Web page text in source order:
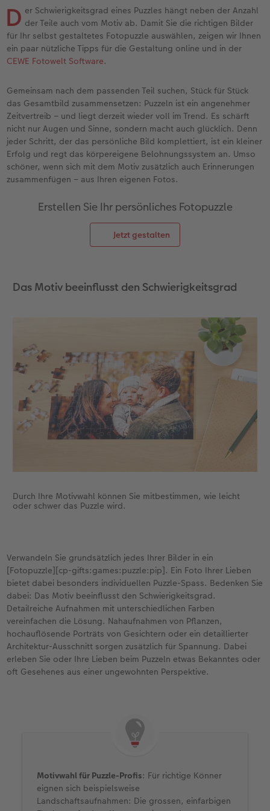
Personalisierter Schuber
Erinnerungstasche
CEWE FOTOBUCH Kids
Einband mit Leder und Leinen
Erste Schritte
Bestellwege
Webinare
Kundenbeispiele
Kundengeschichten
CEWE FOTOBUCH per PDF
Zubehör
Nature Prints
Premium Poster
Fotosets
Fotosticker
Sofortfotos
Biometrisches Passfoto
Zubehör
CEWE myPhotos
Photo Streetmap Poster
Fotocollage
hexxas
Acrylglas
Alu Dibond
Foto auf Holz
Gallery Print
Hartschaum
Mehrteiler
CEWE myPhotos
Weitere Anlässe
Klappkarten
Fotokarten
Postkarten
Einzelkarten im Direktversand
CEWE myPhotos
Spiele
Schule & Büro
Haustiere
Faber-Castell
Art Prints
Foto-Geschenkbox
Geschenkidee
CEWE Geschenkgutschein
CEWE myPhotos
Neuheiten
Silikonhüllen
Kunststoffhüllen
Lederhüllen
Holzhülle
Handykette
Mit Design
CEWE myPhotos
Wandkalender mit Design
Wandkalender A4
Wandkalender A4 Panorama
Wandkalender A3
Tischkalender Quadratisch
CEWE myPhotos
Zubehör
Zum Geburtstag
Muttertagsgeschenke
Geschenke zum Abschied
Fotogeschenke zum Osterfest
für Brautpaare
für den JGA
Hochzeit
Jahrbuch
Fotowettbewerbe
Kundengeschichten
CEWE Magazin
App
D er Schwierigkeitsgrad eines Puzzles hängt neben der Anzahl
der Teile auch vom Motiv ab. Damit Sie die richtigen Bilder
für Ihr selbst gestaltetes Fotopuzzle auswählen, zeigen wir Ihnen
ein paar nützliche Tipps für die Gestaltung online und in der
CEWE Fotowelt Software.
Gemeinsam nach dem passenden Teil suchen, Stück für Stück
das Gesamtbild zusammensetzen: Puzzeln ist ein angenehmer
Zeitvertreib – und liegt derzeit wieder voll im Trend. Es schärft
nicht nur Augen und Sinne, sondern macht auch glücklich. Denn
jeder Schritt, der das persönliche Bild komplettiert, ist ein kleiner
Erfolg und regt das körpereigene Belohnungssystem an. Umso
schöner, wenn sich mit dem Motiv zusätzlich auch Erinnerungen
zusammenfügen – aus Ihren eigenen Fotos.
Erstellen Sie Ihr persönliches Fotopuzzle
Jetzt gestalten
Das Motiv beeinflusst den Schwierigkeitsgrad
Durch Ihre Motivwahl können Sie mitbestimmen, wie leicht
oder schwer das Puzzle wird.
Verwandeln Sie grundsätzlich jedes Ihrer Bilder in ein
[Fotopuzzle][cp-gifts:games:puzzle:pip]. Ein Foto Ihrer Lieben
bietet dabei besonders individuellen Puzzle-Spass. Bedenken Sie
dabei: Das Motiv beeinflusst den Schwierigkeitsgrad.
Detailreiche Aufnahmen mit unterschiedlichen Farben
vereinfachen die Lösung. Nahaufnahmen von Pflanzen,
hochauflösende Porträts von Gesichtern oder ein detaillierter
Architektur-Ausschnitt sorgen zusätzlich für Spannung. Dabei
erleben Sie oder Ihre Lieben beim Puzzeln etwas Bekanntes oder
oft Gesehenes aus einer ungewohnten Perspektive.
Motivwahl für Puzzle-Profis: Für richtige Könner
eignen sich beispielsweise
Landschaftsaufnahmen: Die grossen, einfarbigen